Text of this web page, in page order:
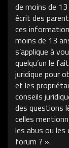
de moins de
écrit des
ces
moins de 13
s’applique à
quelqu’un le
juridique pour
et les
conseils
des questions
celles
les abus ou
forum ? ».